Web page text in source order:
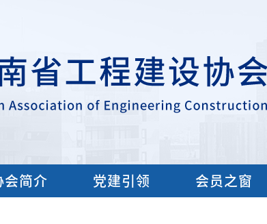
会简介 党建引领 会员之窗